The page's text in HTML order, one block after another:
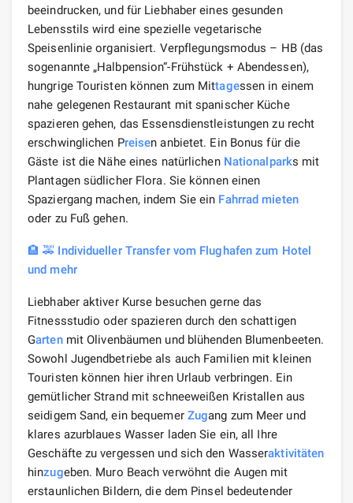
beeindrucken, und für Liebhaber eines gesunden
Lebensstils wird eine spezielle vegetarische
Speisenlinie organisiert. Verpflegungsmodus – HB (das
sogenannte „Halbpension“-Frühstück + Abendessen),
hungrige Touristen können zum Mittagessen in einem
nahe gelegenen Restaurant mit spanischer Küche
spazieren gehen, das Essensdienstleistungen zu recht
erschwinglichen Preisen anbietet. Ein Bonus für die
Gäste ist die Nähe eines natürlichen Nationalparks mit
Plantagen südlicher Flora. Sie können einen
Spaziergang machen, indem Sie ein Fahrrad mieten
oder zu Fuß gehen.
🏨 🚕 Individueller Transfer vom Flughafen zum Hotel
und mehr
Liebhaber aktiver Kurse besuchen gerne das
Fitnessstudio oder spazieren durch den schattigen
Gartenmit Olivenbäumen und blühenden Blumenbeeten.
Sowohl Jugendbetriebe als auch Familien mit kleinen
Touristen können hier ihren Urlaub verbringen. Ein
gemütlicher Strand mit schneeweißen Kristallen aus
seidigem Sand, ein bequemer Zugang zum Meer und
klares azurblaues Wasser laden Sie ein, all Ihre
Geschäfte zu vergessen und sich den Wasseraktivitäten
hinzugeben. Muro Beach verwöhnt die Augen mit
erstaunlichen Bildern, die dem Pinsel bedeutender